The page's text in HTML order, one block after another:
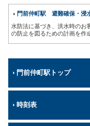
門前仲町駅 避難確保・浸
水防法に基づき、洪水時のお
の防止を図るための計画を作
門前仲町駅トップ
時刻表